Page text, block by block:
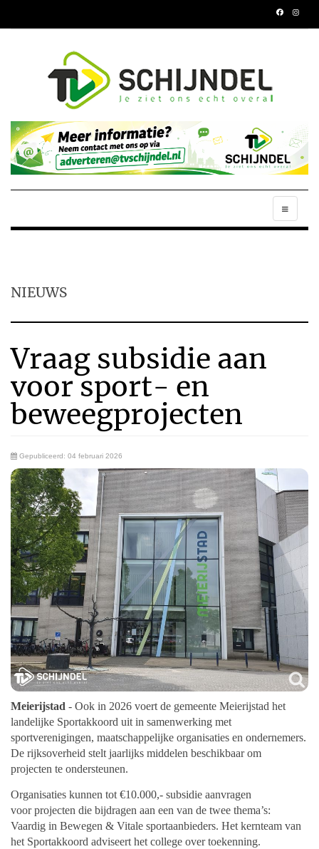
NIEUWS
Vraag subsidie aan
voor sport- en
beweegprojecten
Gepubliceerd: 04 februari 2026
Meierijstad - Ook in 2026 voert de gemeente Meierijstad het
landelijke Sportakkoord uit in samenwerking met
sportverenigingen, maatschappelijke organisaties en ondernemers.
De rijksoverheid stelt jaarlijks middelen beschikbaar om
projecten te ondersteunen.
Organisaties kunnen tot €10.000,- subsidie aanvragen
voor projecten die bijdragen aan een van de twee thema’s:
Vaardig in Bewegen & Vitale sportaanbieders. Het kernteam van
het Sportakkoord adviseert het college over toekenning.